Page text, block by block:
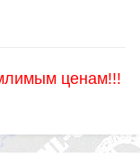
ценам!!!